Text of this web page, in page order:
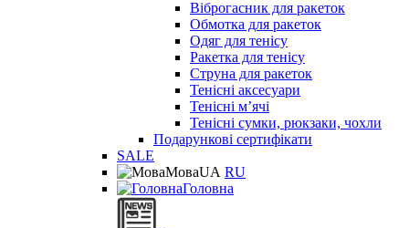
Віброгасник для ракеток
Обмотка для ракеток
Одяг для тенісу
Ракетка для тенісу
Струна для ракеток
Тенісні аксесуари
Тенісні мʼячі
Тенісні сумки, рюкзаки, чохли
Подарункові сертифікати
SALE
МоваUA RU
Головна